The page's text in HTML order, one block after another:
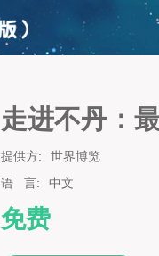
走进不丹：
提供方:
世界博览
语 言:
中文
免费